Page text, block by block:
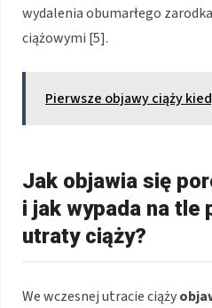
wydalenia obumarłego
ciążowymi [5].
Pierwsze objawy ciąży
Jak objawia się
i jak wypada na tle
utraty ciąży?
We wczesnej utracie ciąży